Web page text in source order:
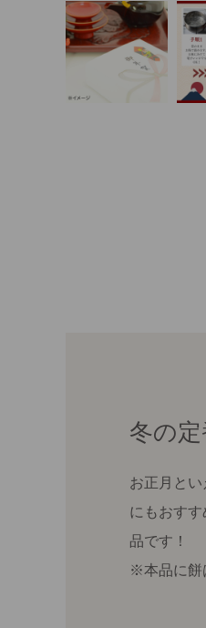
冬の
お正月と
にもおす
品です！
※本品に餅